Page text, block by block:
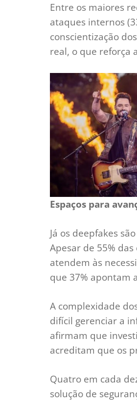
Entre os maiores
ataques internos
conscientização
real, o que reforça
Espaços para
Já os deepfakes
Apesar de 55%
atendem às
que 37% apontam
A complexidade
difícil gerenciar a
afirmam que
acreditam que os
Quatro em cada
solução de